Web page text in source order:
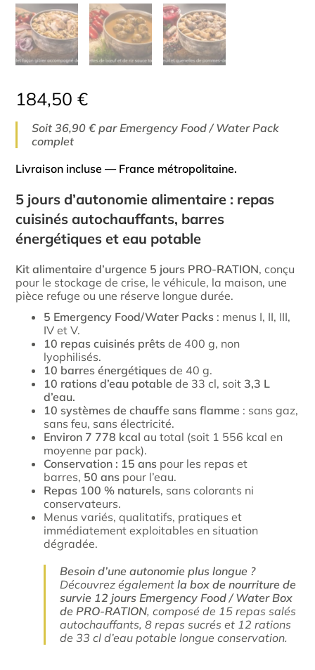
184,50€
Soit 36,90 € par Emergency Food / Water Pack
complet
Livraison incluse — France métropolitaine.
5 jours d’autonomie alimentaire : repas
cuisinés autochauffants, barres
énergétiques et eau potable
Kit alimentaire d’urgence 5 jours PRO-RATION, conçu
pour le stockage de crise, le véhicule, la maison, une
pièce refuge ou une réserve longue durée.
5 Emergency Food/Water Packs: menus I, II, III,
IV et V.
10 repas cuisinés prêtsde 400 g, non
lyophilisés.
10 barres énergétiquesde 40 g.
10 rations d’eau potable de 33 cl, soit3,3 L
d’eau.
10 systèmes de chauffe sans flamme : sans gaz,
sans feu, sans électricité.
Environ 7 778 kcal au total (soit 1 556 kcal en
moyenne par pack).
Conservation : 15 anspour les repas et
barres, 50 ans pour l’eau.
Repas 100 % naturels, sans colorants ni
conservateurs.
Menus variés, qualitatifs, pratiques et
immédiatement exploitables en situation
dégradée.
Besoin d’une autonomie plus longue ?
Découvrez également la box de nourriture de
survie 12 jours Emergency Food / Water Box
de PRO-RATION, composé de 15 repas salés
autochauffants, 8 repas sucrés et 12 rations
de 33 cl d’eau potable longue conservation.